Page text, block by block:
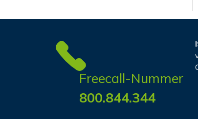
Freecall-Nummer
800.844.344